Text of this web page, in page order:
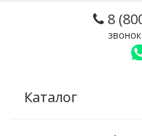
8
Каталог